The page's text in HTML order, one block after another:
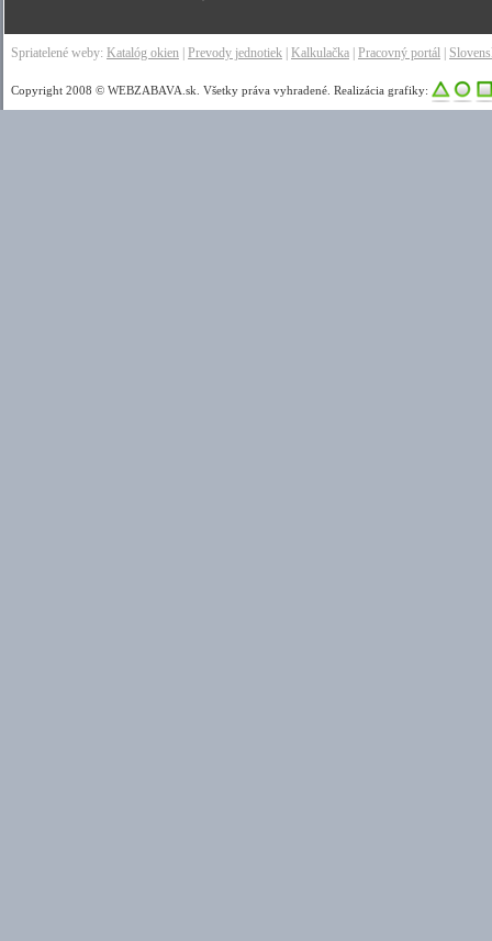
Spriatelené weby: Katalóg okien Prevody jednotiek Kalkulačka Pracovný portál
Copyright 2008 © WEBZABAVA.sk. Všetky práva vyhradené. Realizácia grafiky: